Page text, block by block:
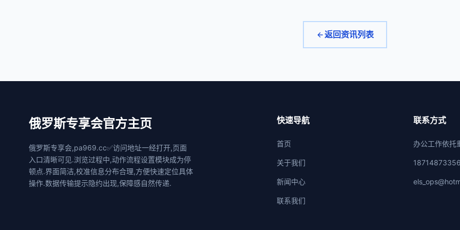
返回资讯列表
俄罗斯专享会官方主页
俄罗斯专享会,pa969.cc✅访问地址一经打开,页面
入口清晰可见.浏览过程中,动作流程设置模块成为停
顿点.界面简洁,校准信息分布合理,方便快速定位具体
操作.数据传输提示隐约出现,保障感自然传递.
快速导航
首页
关于我们
新闻中心
联系我们
联系方式
办公工作依托
18714873356